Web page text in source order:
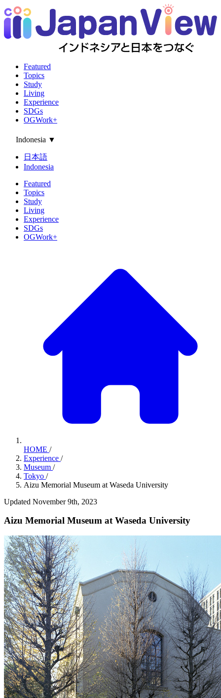
Featured
Topics
Study
Living
Experience
SDGs
OGWork+
Indonesia ▼
日本語
Indonesia
Featured
Topics
Study
Living
Experience
SDGs
OGWork+
HOME /
Experience /
Museum /
Tokyo /
Aizu Memorial Museum at Waseda University
Updated November 9th, 2023
Aizu Memorial Museum at Waseda University